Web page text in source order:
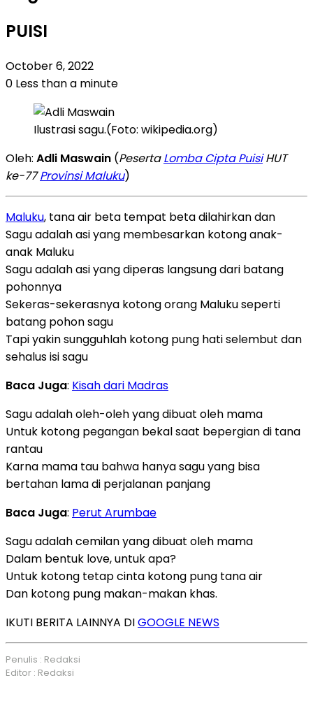
PUISI
October 6, 2022
0 Less than a minute
Ilustrasi sagu.(Foto: wikipedia.org)
Oleh: Adli Maswain (PesertaLomba Cipta PuisiHUT
ke-77Provinsi Maluku)
Maluku, tana air beta tempat beta dilahirkan dan
Sagu adalah asi yang membesarkan kotong anak-
anak Maluku
Sagu adalah asi yang diperas langsung dari batang
pohonnya
Sekeras-sekerasnya kotong orang Maluku seperti
batang pohon sagu
Tapi yakin sungguhlah kotong pung hati selembut dan
sehalus isi sagu
Baca Juga: Kisah dari Madras
Sagu adalah oleh-oleh yang dibuat oleh mama
Untuk kotong pegangan bekal saat bepergian di tana
rantau
Karna mama tau bahwa hanya sagu yang bisa
bertahan lama di perjalanan panjang
Baca Juga: Perut Arumbae
Sagu adalah cemilan yang dibuat oleh mama
Dalam bentuk love, untuk apa?
Untuk kotong tetap cinta kotong pung tana air
Dan kotong pung makan-makan khas.
IKUTI BERITA LAINNYA DIGOOGLE NEWS
Penulis : Redaksi
Editor : Redaksi